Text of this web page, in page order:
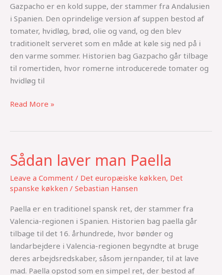
Gazpacho er en kold suppe, der stammer fra Andalusien
i Spanien. Den oprindelige version af suppen bestod af
tomater, hvidløg, brød, olie og vand, og den blev
traditionelt serveret som en måde at køle sig ned på i
den varme sommer. Historien bag Gazpacho går tilbage
til romertiden, hvor romerne introducerede tomater og
hvidløg til
Read More »
Sådan laver man Paella
Leave a Comment / Det europæiske køkken, Det
spanske køkken / Sebastian Hansen
Paella er en traditionel spansk ret, der stammer fra
Valencia-regionen i Spanien. Historien bag paella går
tilbage til det 16. århundrede, hvor bønder og
landarbejdere i Valencia-regionen begyndte at bruge
deres arbejdsredskaber, såsom jernpander, til at lave
mad. Paella opstod som en simpel ret, der bestod af
Sådan
laver
man
Paella